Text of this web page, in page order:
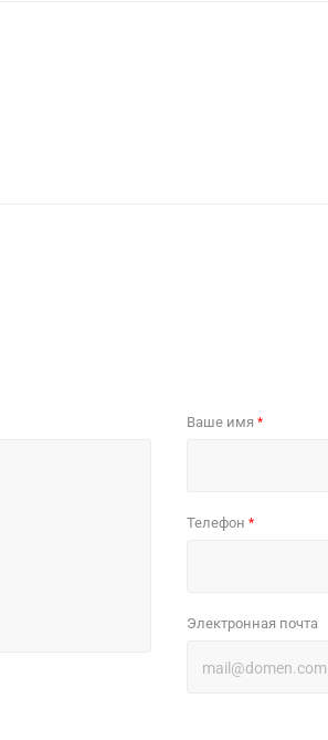
Ваше имя *
Телефон *
Электронная почта